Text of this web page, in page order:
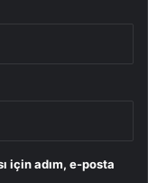
için adım, e-posta